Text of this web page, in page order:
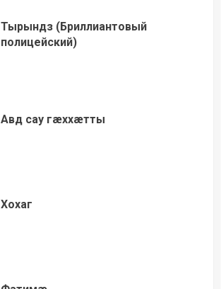
Тырындз (Бриллиантовый
полицейский)
Авд сау гæххæтты
Хохаг